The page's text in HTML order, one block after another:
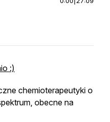
:)
chemioterapeutyki o
obecne na